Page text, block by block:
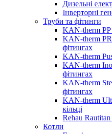
Дизельні
Інверторні
Труби та фітинги
KAN-therm PP
KAN-therm
фітингах
KAN-therm
KAN-therm
фітингах
KAN-therm
фітингах
KAN-therm
кільці
Rehau
Котли